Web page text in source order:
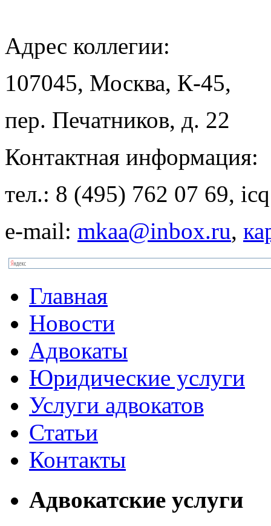
Адрес коллегии:
107045, Москва, К-45,
пер. Печатников, д. 22
Контактная информация:
тел.: 8 (495) 762 07 69,
e-mail: mkaa@inbox.ru,
Главная
Новости
Адвокаты
Юридические услуги
Услуги адвокатов
Статьи
Контакты
Адвокатские услуги